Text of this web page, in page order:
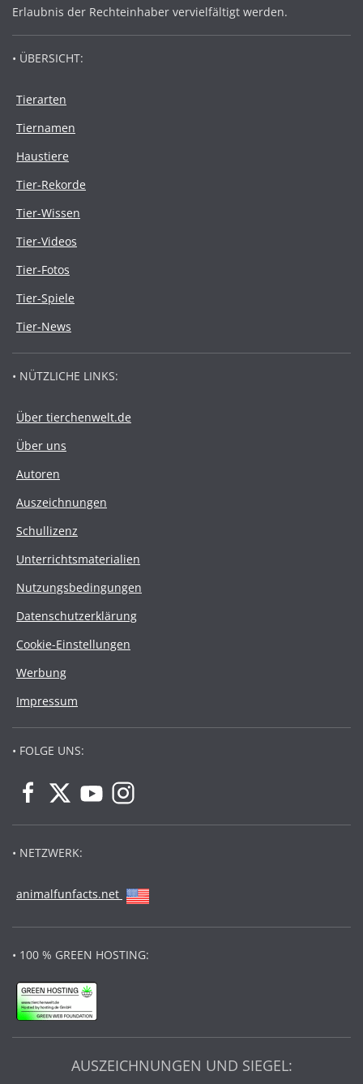
Erlaubnis der Rechteinhaber vervielfältigt werden.
• ÜBERSICHT:
Tierarten
Tiernamen
Haustiere
Tier-Rekorde
Tier-Wissen
Tier-Videos
Tier-Fotos
Tier-Spiele
Tier-News
• NÜTZLICHE LINKS:
Über tierchenwelt.de
Über uns
Autoren
Auszeichnungen
Schullizenz
Unterrichtsmaterialien
Nutzungsbedingungen
Datenschutzerklärung
Cookie-Einstellungen
Werbung
Impressum
• FOLGE UNS:
• NETZWERK:
animalfunfacts.net
• 100 % GREEN HOSTING:
AUSZEICHNUNGEN UND SIEGEL: